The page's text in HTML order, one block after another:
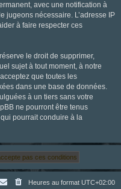
avec une notification à
jugeons nécessaire. L’adresse IP
à faire respecter ces
le droit de supprimer,
sujet à tout moment, à notre
que toutes les
dans une base de données.
à un tiers sans votre
ne pourront être tenus
pourrait conduire à la
Heures au format UTC+02:00